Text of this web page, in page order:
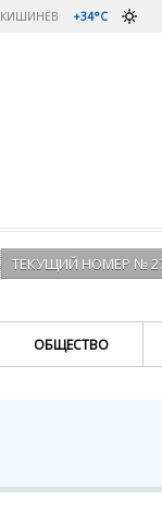
КИШИНЁВ +34°C
ТЕКУЩИЙ НОМЕР № 27
ОБЩЕСТВО